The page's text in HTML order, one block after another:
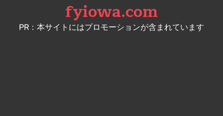
content
fyiowa.com
PR：本サイトにはプロモーションが含まれています